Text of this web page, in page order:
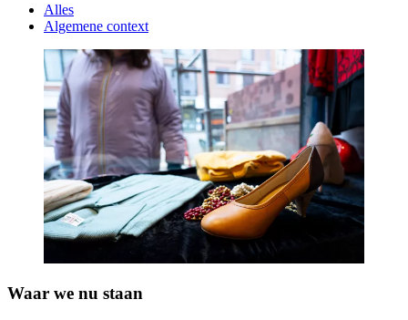
Alles
Algemene context
Waar we nu staan